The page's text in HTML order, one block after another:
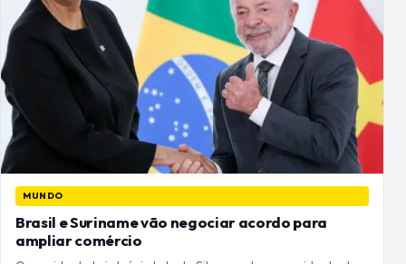
MUNDO
Brasil e Suriname vão negociar acordo para
ampliar comércio